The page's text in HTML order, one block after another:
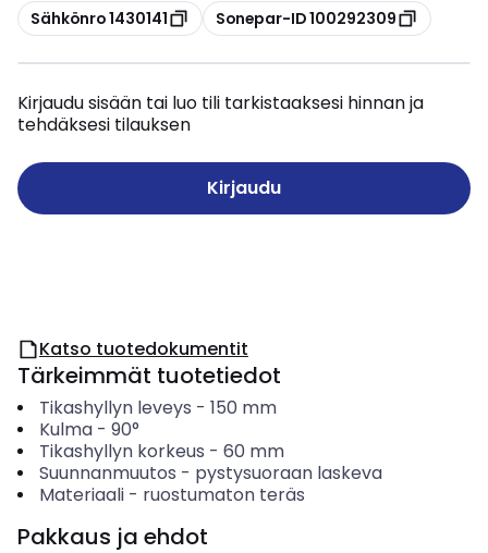
Kopioi
Sähkönro 1430141 Kopioi
Sonepar-ID 100292309
Kirjaudu sisään tai luo tili tarkistaaksesi hinnan ja
tehdäksesi tilauksen
Kirjaudu
Katso tuotedokumentit
Tärkeimmät tuotetiedot
Tikashyllyn leveys - 150 mm
Kulma- 90°
Tikashyllyn korkeus - 60 mm
Suunnanmuutos - pystysuoraan laskeva
Materiaali- ruostumaton teräs
Pakkaus ja ehdot